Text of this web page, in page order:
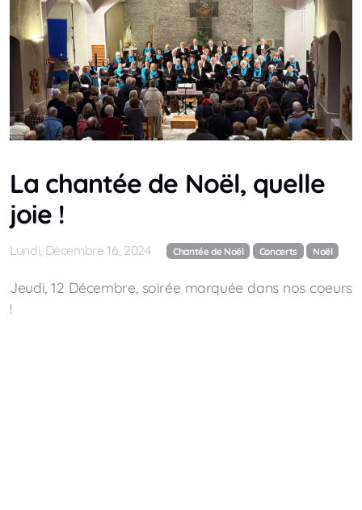
La chantée de Noël, quelle
joie !
Lundi, Décembre 16, 2024 Chantée de Noël Concerts Noël
Jeudi, 12 Décembre, soirée marquée dans nos coeurs
!